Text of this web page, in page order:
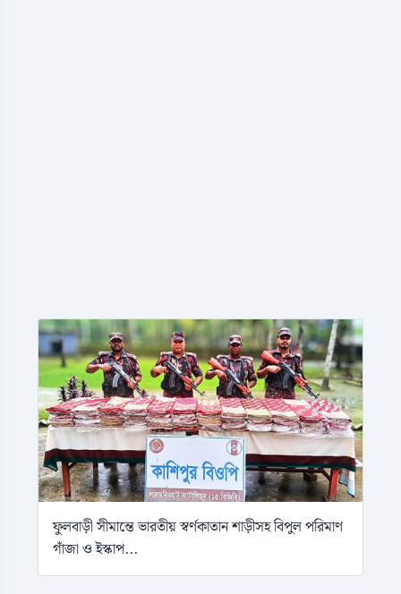
ফুলবাড়ী সীমান্তে ভারতীয় স্বর্ণকাতান শাড়ীসহ বিপুল পরিমাণ
গাঁজা ও ইস্কাপ...